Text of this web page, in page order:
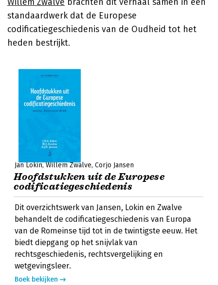
standaardwerk dat de Europese
codificatiegeschiedenis van de Oudheid tot het
heden bestrijkt.
Jan Lokin Willem Zwalve Corjo Jansen
Hoofdstukken uit de Europese
codificatiegeschiedenis
Dit overzichtswerk van Jansen, Lokin en Zwalve
behandelt de codificatiegeschiedenis van Europa
van de Romeinse tijd tot in de twintigste eeuw. Het
biedt diepgang op het snijvlak van
rechtsgeschiedenis, rechtsvergelijking en
wetgevingsleer.
Boek bekijken